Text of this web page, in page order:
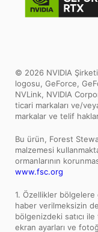
© 2026 NVIDIA
logosu, GeForce,
NVLink, NVIDIA
ticari markaları ve/
markalar ve telif
Bu ürün, Forest
malzemesi
ormanlarının
www.fsc.org
1. Özellikler
haber verilmeksizin
bölgenizdeki satıcı
ekran ayarları ve